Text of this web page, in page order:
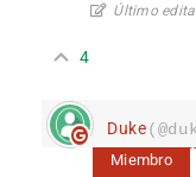
Último
4
Duke
Miembro